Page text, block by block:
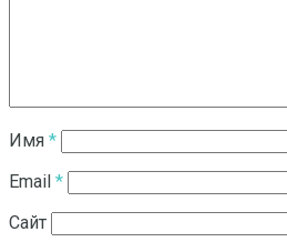
Имя *
Email *
Сайт